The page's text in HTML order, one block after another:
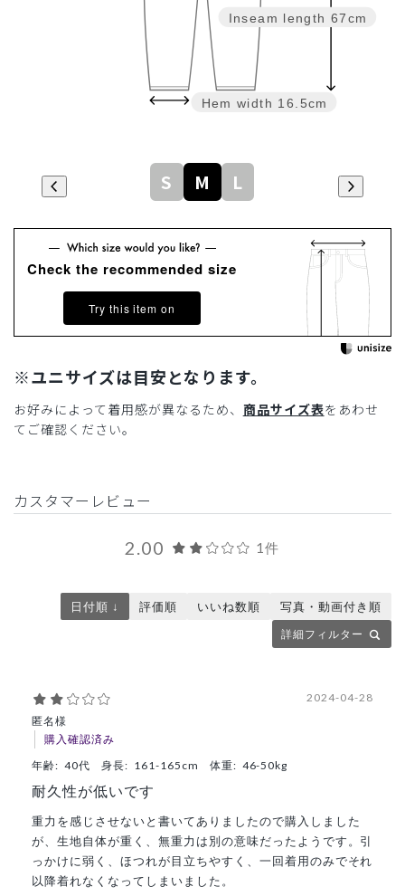
Inseam length 67cm
Hem width 16.5cm
S M L
Check the recommended size
Try this item on
※ユニサイズは目安となります。
お好みによって着用感が異なるため、 商品サイズ表をあわせ
てご確認ください。
カスタマーレビュー
2.00 1件
詳細フィルター
日付順 ↓ 評価順 いいね数順 写真・動画付き順
匿名様
購入確認済み
2024-04-28
年齢: 40代 身長: 161-165cm 体重: 46-50kg
耐久性が低いです
重力を感じさせないと書いてありましたので購入しました
が、生地自体が重く、無重力は別の意味だったようです。引
っかけに弱く、ほつれが目立ちやすく、一回着用のみでそれ
以降着れなくなってしまいました。